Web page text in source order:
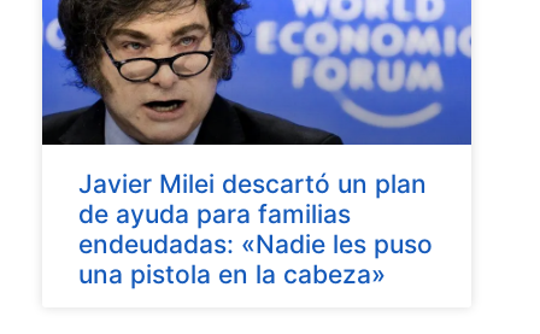
Javier Milei descartó un plan
de ayuda para familias
endeudadas: «Nadie les puso
una pistola en la cabeza»